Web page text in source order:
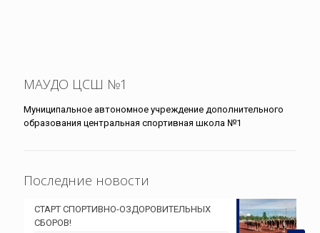
МАУДО ЦСШ №1
Муниципальное автономное учреждение дополнительного
образования центральная спортивная школа №1
Последние новости
СТАРТ СПОРТИВНО-ОЗДОРОВИТЕЛЬНЫХ
СБОРОВ!